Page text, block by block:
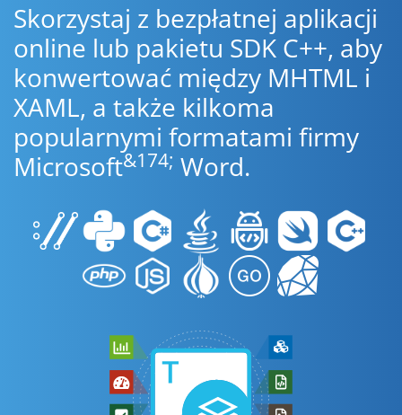
Skorzystaj z bezpłatnej aplikacji
online lub pakietu SDK C++, aby
konwertować między MHTML i
XAML, a także kilkoma
popularnymi formatami firmy
Microsoft&174; Word.